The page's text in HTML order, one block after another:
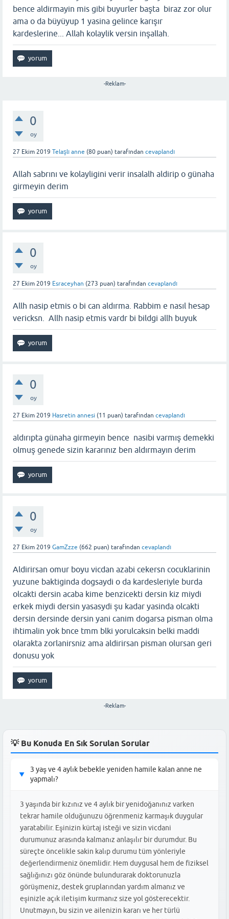
bence aldirmayin mis gibi buyurler başta biraz zor olur
ama o da büyüyup 1 yasina gelince karışır
kardeslerine... Allah kolaylik versin inşallah.
-Reklam-
0
oy
27 Ekim 2019 Telaşlı anne (80 puan) tarafından cevaplandı
Allah sabrını ve kolayligini verir insalalh aldirip o günaha
girmeyin derim
0
oy
27 Ekim 2019 Esraceyhan (273 puan) tarafından cevaplandı
Allh nasip etmis o bi can aldırma. Rabbim e nasıl hesap
vericksn. Allh nasip etmis vardr bi bildgi allh buyuk
0
oy
27 Ekim 2019 Hasretin annesi (11 puan) tarafından cevaplandı
aldırıpta günaha girmeyin bence nasibi varmış demekki
olmuş genede sizin kararınız ben aldırmayın derim
0
oy
27 Ekim 2019 GamZzze (662 puan) tarafından cevaplandı
Aldirirsan omur boyu vicdan azabi cekersn cocuklarinin
yuzune baktiginda dogsaydi o da kardesleriyle burda
olcakti dersin acaba kime benzicekti dersin kiz miydi
erkek miydi dersin yasasydi şu kadar yasinda olcakti
dersin dersinde dersin yani canim dogarsa pisman olma
ihtimalin yok bnce tmm blki yorulcaksin belki maddi
olarakta zorlanirsniz ama aldirirsan pisman olursan geri
donusu yok
-Reklam-
💡 Bu Konuda En Sık Sorulan Sorular
▶
3 yaş ve 4 aylık bebekle yeniden hamile kalan anne ne
yapmalı?
3 yaşında bir kızınız ve 4 aylık bir yenidoğanınız varken
tekrar hamile olduğunuzu öğrenmeniz karmaşık duygular
yaratabilir. Eşinizin kürtaj isteği ve sizin vicdani
durumunuz arasında kalmanız anlaşılır bir durumdur. Bu
süreçte öncelikle sakin kalıp durumu tüm yönleriyle
değerlendirmeniz önemlidir. Hem duygusal hem de fiziksel
sağlığınızı göz önünde bulundurarak doktorunuzla
görüşmeniz, destek gruplarından yardım almanız ve
eşinizle açık iletişim kurmanız size yol gösterecektir.
Unutmayın, bu sizin ve ailenizin kararı ve her türlü